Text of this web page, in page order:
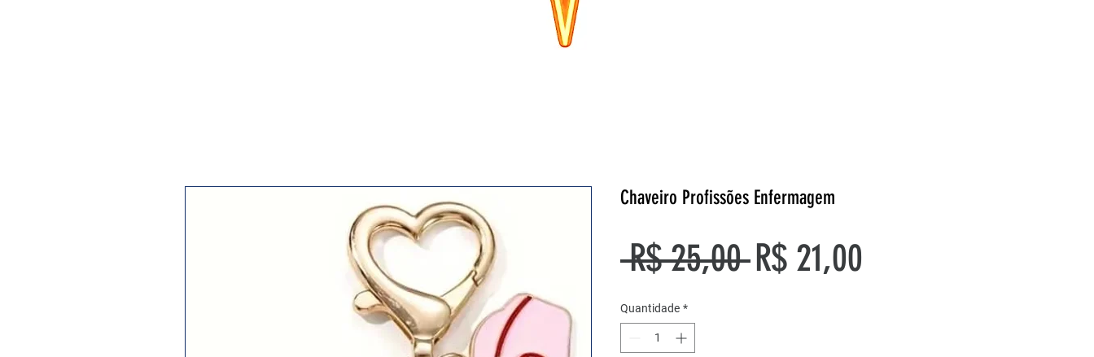
Chaveiro Profissões Enfermagem
R$ 25,00 Preço
R$ 21,00
Quantidade *